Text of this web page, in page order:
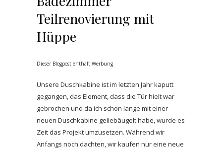
Teilrenovierung mit
Hüppe
Dieser Blogpost enthält Werbung
Unsere Duschkabine ist im letzten Jahr kaputt
gegangen, das Element, dass die Tür hielt war
gebrochen und da ich schon lange mit einer
neuen Duschkabine geliebäugelt habe, wurde es
Zeit das Projekt umzusetzen. Während wir
Anfangs noch dachten, wir kaufen nur eine neue